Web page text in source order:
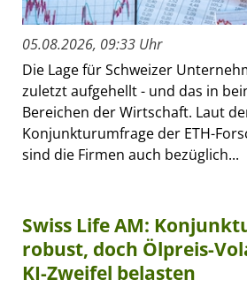
05.08.2026, 09:33 Uhr
Die Lage für Schweizer
zuletzt aufgehellt - und das in
Bereichen der Wirtschaft. Laut
Konjunkturumfrage der ETH-
sind die Firmen auch bezüglich...
Swiss Life AM:
robust, doch Ölpreis-
KI-Zweifel belasten